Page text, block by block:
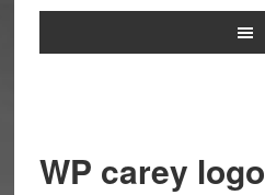
WP carey logo